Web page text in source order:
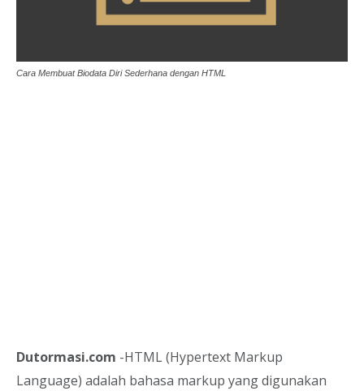
Cara Membuat Biodata Diri Sederhana dengan HTML
Dutormasi.com -HTML (Hypertext Markup
Language) adalah bahasa markup yang digunakan